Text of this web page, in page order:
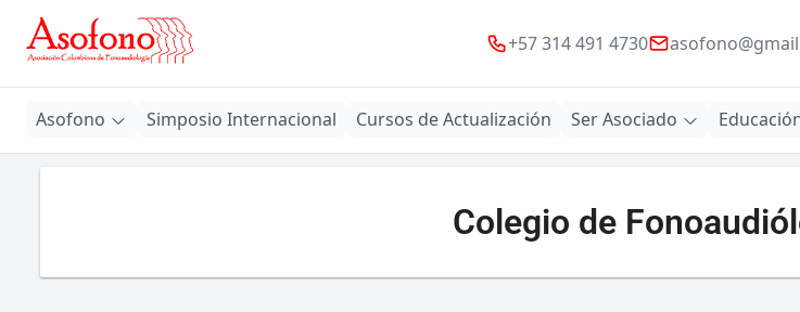
Asofono
+57 314 491 4730
Asofono Simposio Internacional Cursos de Actualización Ser Asociado
Colegio de